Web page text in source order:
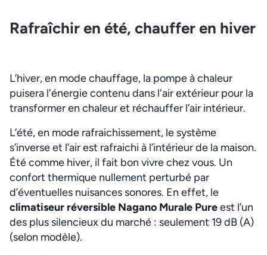
Rafraîchir en été, chauffer en hiver
L’hiver, en mode chauffage, la pompe à chaleur
puisera l'énergie contenu dans l'air extérieur pour la
transformer en chaleur et réchauffer l’air intérieur.
L’été, en mode rafraichissement, le système
s’inverse et l’air est rafraichi à l’intérieur de la maison.
Été comme hiver, il fait bon vivre chez vous. Un
confort thermique nullement perturbé par
d’éventuelles nuisances sonores. En effet, le
climatiseur réversible Nagano Murale Pureest l’un
des plus silencieux du marché : seulement 19 dB (A)
(selon modèle).